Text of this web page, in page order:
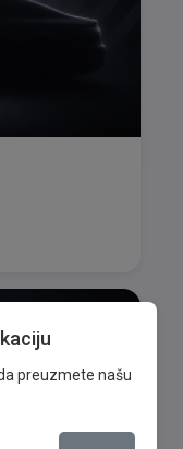
preuzmete našu